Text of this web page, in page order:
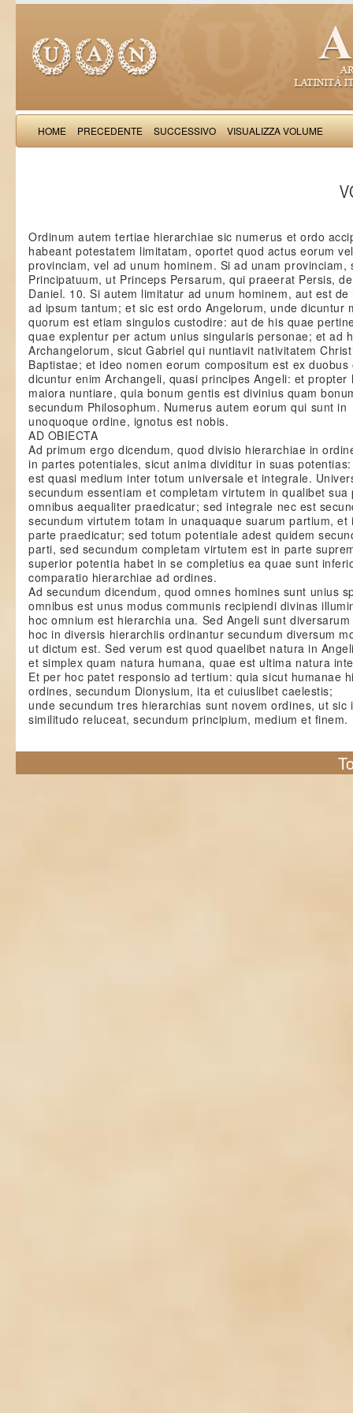
HOME PRECEDENTE SUCCESSIVO VISUALIZZA VOLUME
Ordinum autem tertiae hierarchiae sic numerus et ordo
habeant potestatem limitatam, oportet quod actus eorum
provinciam, vel ad unum hominem. Si ad unam provinciam,
Principatuum, ut Princeps Persarum, qui praeerat Persis,
Daniel. 10. Si autem limitatur ad unum hominem, aut est
ad ipsum tantum; et sic est ordo Angelorum, unde dicuntur
quorum est etiam singulos custodire: aut de his quae
quae explentur per actum unius singularis personae; et ad
Archangelorum, sicut Gabriel qui nuntiavit nativitatem
Baptistae; et ideo nomen eorum compositum est ex
dicuntur enim Archangeli, quasi principes Angeli: et propter
maiora nuntiare, quia bonum gentis est divinius quam
secundum Philosophum. Numerus autem eorum qui sunt in
unoquoque ordine, ignotus est nobis.
AD OBIECTA
Ad primum ergo dicendum, quod divisio hierarchiae in
in partes potentiales, sicut anima dividitur in suas
est quasi medium inter totum universale et integrale.
secundum essentiam et completam virtutem in qualibet
omnibus aequaliter praedicatur; sed integrale nec est
secundum virtutem totam in unaquaque suarum partium, et
parte praedicatur; sed totum potentiale adest quidem
parti, sed secundum completam virtutem est in parte
superior potentia habet in se completius ea quae sunt
comparatio hierarchiae ad ordines.
Ad secundum dicendum, quod omnes homines sunt unius
omnibus est unus modus communis recipiendi divinas
hoc omnium est hierarchia una. Sed Angeli sunt
hoc in diversis hierarchiis ordinantur secundum diversum
ut dictum est. Sed verum est quod quaelibet natura in
et simplex quam natura humana, quae est ultima natura
Et per hoc patet responsio ad tertium: quia sicut humanae
ordines, secundum Dionysium, ita et cuiuslibet caelestis;
unde secundum tres hierarchias sunt novem ordines, ut sic
similitudo reluceat, secundum principium, medium et finem.